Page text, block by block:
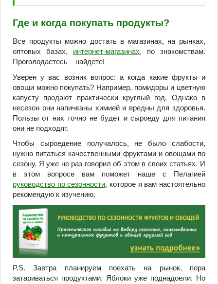
Где и когда покупать продукты?
Все продукты можно достать в магазинах, на рынках,
оптовых базах, интернет-магазинах, по знакомствам.
Проголодаетесь – найдете!
Уверен у вас возник вопрос: а когда какие фрукты и
овощи можно покупать? Например, помидоры и цветную
капусту продают практически круглый год. Однако в
несезон они напичканы химией и вредны для здоровья.
Пользы от них точно не будет и сыроеду для питания
они не подходят.
Чтобы сыроедение получалось, не было слабости,
нужно питаться качественными фруктами и овощами по
сезону. Я уже не раз говорил об этом в своих статьях. И
в этом вопросе вам поможет наше с Пелагией
руководство по сезонности, которое я вам настоятельно
рекомендую к изучению.
P.S. Завтра планируем поехать на рынок, пора
затариваться продуктами. Яблоки уже поднадоели. Но